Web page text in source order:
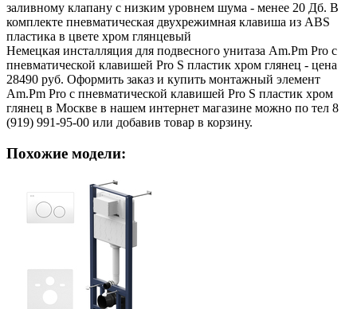
заливному клапану с низким уровнем шума - менее 20 Дб. В
комплекте пневматическая двухрежимная клавиша из ABS
пластика в цвете хром глянцевый
Немецкая инсталляция для подвесного унитаза Am.Pm Pro с
пневматической клавишей Pro S пластик хром глянец - цена
28490 руб. Оформить заказ и купить монтажный элемент
Am.Pm Pro с пневматической клавишей Pro S пластик хром
глянец в Москве в нашем интернет магазине можно по тел 8
(919) 991-95-00 или добавив товар в корзину.
Похожие модели: